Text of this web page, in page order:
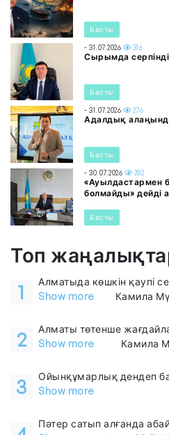
Басты
- 31.07.2026 316
Сырымда
Басты
- 31.07.2026 276
Адалдық
Басты
- 30.07.2026 282
«Ауылдастармен
болмайды» дейді
Басты
Топ
1
Алматыда көшкін қаупі
Show more
Камила
2
Алматы төтенше
Show more
Камила
3
Ойынқұмарлық дендеп
Show more
Пәтер сатып алғанда